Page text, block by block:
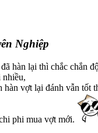
Nghiệp
hàn lại thì chắc chắn
nhiều,
hàn vợt lại đánh vẫn tốt
phi mua vợt mới.